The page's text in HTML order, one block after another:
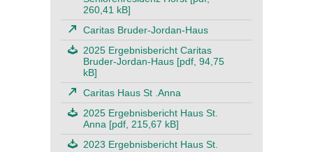
260,41 kB]
Caritas Bruder-Jordan-Haus
2025 Ergebnisbericht Caritas
Bruder-Jordan-Haus [pdf, 94,75
kB]
Caritas Haus St .Anna
2025 Ergebnisbericht Haus St.
Anna [pdf, 215,67 kB]
2023 Ergebnisbericht Haus St.